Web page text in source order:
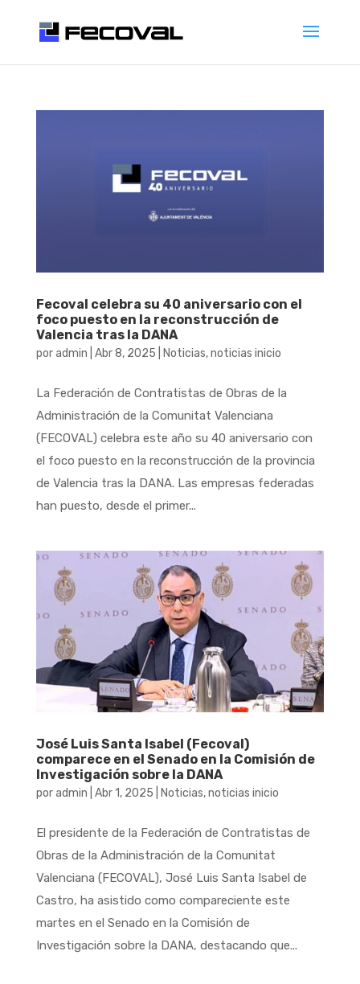
Fecoval celebra su 40 aniversario con el
foco puesto en la reconstrucción de
Valencia tras la DANA
poradmin Abr 8, 2025 Noticias,noticias inicio
La Federación de Contratistas de Obras de la
Administración de la Comunitat Valenciana
(FECOVAL) celebra este año su 40 aniversario con
el foco puesto en la reconstrucción de la provincia
de Valencia tras la DANA. Las empresas federadas
han puesto, desde el primer...
José Luis Santa Isabel (Fecoval)
comparece en el Senado en la Comisión de
Investigación sobre la DANA
poradmin Abr 1, 2025 Noticias,noticias inicio
El presidente de la Federación de Contratistas de
Obras de la Administración de la Comunitat
Valenciana (FECOVAL), José Luis Santa Isabel de
Castro, ha asistido como compareciente este
martes en el Senado en la Comisión de
Investigación sobre la DANA, destacando que...